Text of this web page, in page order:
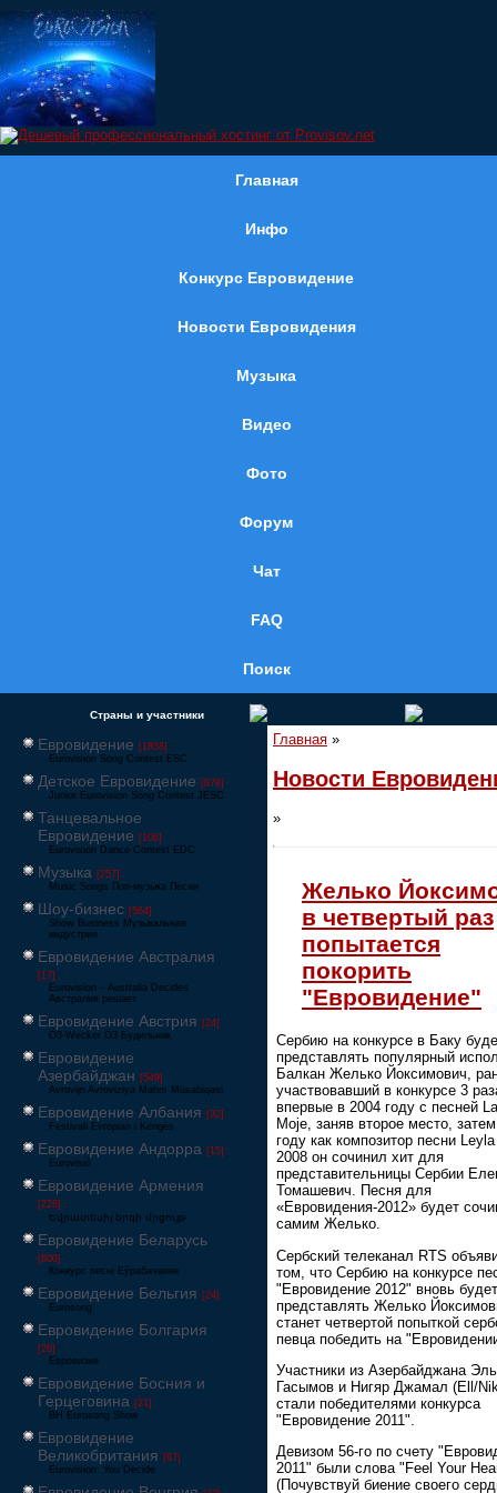
Главная
Инфо
Конкурс Евровидение
Новости Евровидения
Музыка
Видео
Фото
Форум
Чат
FAQ
Поиск
Страны и участники
Евровидение [1858]
Eurovision Song Contest ESC
Детское Евровидение [878]
Junior Eurovision Song Contest JESC
Танцевальное
Евровидение [106]
Eurovision Dance Contest EDC
Музыка [257]
Music Songs Поп-музыка Песни
Шоу-бизнес [564]
Show Business Музыкальная
индустрия
Евровидение Австралия
[17]
Eurovision – Australia Decides
Австралия решает
Евровидение Австрия [24]
Ö3-Wecker Ö3 Будильник
Евровидение
Азербайджан [549]
Avrovijn Avroviziya Mahnı Müsabiqəsi
Евровидение Албания [32]
Festivali Evropian i Këngës
Евровидение Андорра [15]
Eurovisió
Евровидение Армения
[228]
Եվրատեսիլ երգի մրցույթ
Евровидение Беларусь
[600]
Конкурс песні Еўрабачанне
Евровидение Бельгия [24]
Eurosong
Евровидение Болгария
[26]
Евровизия
Евровидение Босния и
Герцеговина [21]
BH Eurosong Show
Евровидение
Великобритания [67]
Eurovision: You Decide
Главная »
Новости
»
Желько
в четвертый раз
попытается
покорить
"Евровидение"
Сербию на конкурсе в Баку
представлять популярный
Балкан Желько Йоксимович,
участвовавший в конкурсе 3
впервые в 2004 году с песней
Moje, заняв второе место,
году как композитор песни
2008 он сочинил хит для
представительницы Сербии
Томашевич. Песня для
«Евровидения-2012» будет
самим Желько.
Сербский телеканал RTS
том, что Сербию на конкурсе
"Евровидение 2012" вновь будет
представлять Желько
станет четвертой попыткой
певца победить на
Участники из Азербайджана
Гасымов и Нигяр Джамал (Ell/
стали победителями конкурса
"Евровидение 2011".
Девизом 56-го по счету
2011" были слова "Feel Your
(Почувствуй биение своего